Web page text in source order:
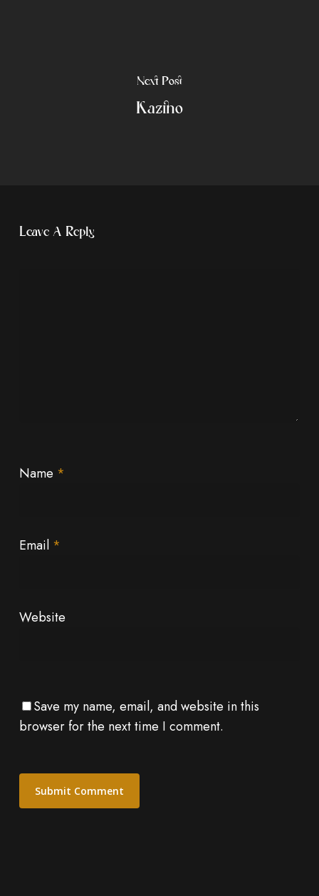
Next Post
Kazino
Leave A Reply
Name *
Email *
Website
Save my name, email, and website in this
browser for the next time I comment.